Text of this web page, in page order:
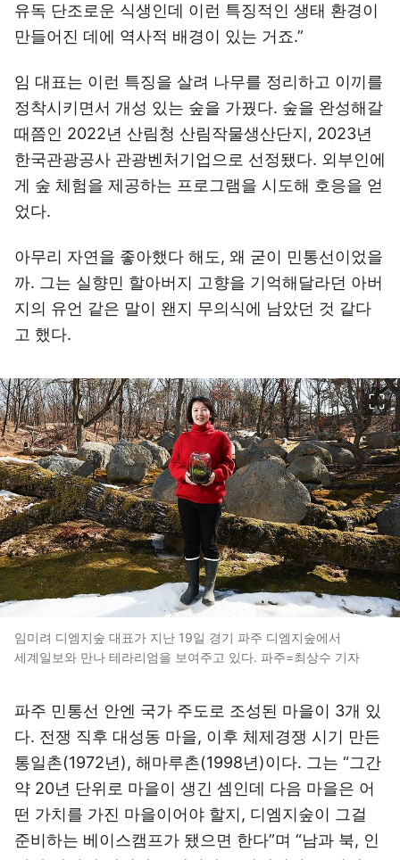
유독 단조로운 식생인데 이런 특징적인 생태 환경이
만들어진 데에 역사적 배경이 있는 거죠.”
임 대표는 이런 특징을 살려 나무를 정리하고 이끼를
정착시키면서 개성 있는 숲을 가꿨다. 숲을 완성해갈
때쯤인 2022년 산림청 산림작물생산단지, 2023년
한국관광공사 관광벤처기업으로 선정됐다. 외부인에
게 숲 체험을 제공하는 프로그램을 시도해 호응을 얻
었다.
아무리 자연을 좋아했다 해도, 왜 굳이 민통선이었을
까. 그는 실향민 할아버지 고향을 기억해달라던 아버
지의 유언 같은 말이 왠지 무의식에 남았던 것 같다
고 했다.
임미려 디엠지숲 대표가 지난 19일 경기 파주 디엠지숲에서
세계일보와 만나 테라리엄을 보여주고 있다. 파주=최상수 기자
파주 민통선 안엔 국가 주도로 조성된 마을이 3개 있
다. 전쟁 직후 대성동 마을, 이후 체제경쟁 시기 만든
통일촌(1972년), 해마루촌(1998년)이다. 그는 “그간
약 20년 단위로 마을이 생긴 셈인데 다음 마을은 어
떤 가치를 가진 마을이어야 할지, 디엠지숲이 그걸
준비하는 베이스캠프가 됐으면 한다”며 “남과 북, 인